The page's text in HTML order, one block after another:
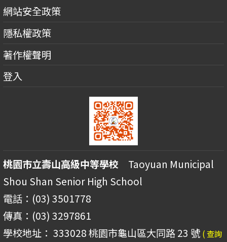
網站安全政策
隱私權政策
著作權聲明
登入
桃園市立壽山高級中等學校 Taoyuan Municipal
Shou Shan Senior High School
電話：(03) 3501778
傳真：(03) 3297861
學校地址： 333028 桃園市龜山區大同路 23 號 ( 查詢